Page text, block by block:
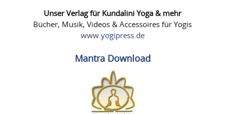
Unser Verlag für Kundalini Yoga & mehr
Bücher, Musik, Videos & Accessoires für Yogis
www.yogipress.de
Mantra Download